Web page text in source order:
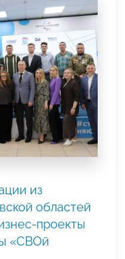
из
областей
проекты
«СВОй